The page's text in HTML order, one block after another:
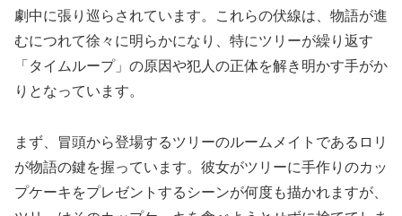
劇中に張り巡らされています。これらの伏線は、物語が進
むにつれて徐々に明らかになり、特にツリーが繰り返す
「タイムループ」の原因や犯人の正体を解き明かす手がか
りとなっています。
まず、冒頭から登場するツリーのルームメイトであるロリ
が物語の鍵を握っています。彼女がツリーに手作りのカッ
プケーキをプレゼントするシーンが何度も描かれますが、